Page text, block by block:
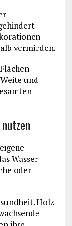
vermieden.
und
Wasser-
oder
Holz